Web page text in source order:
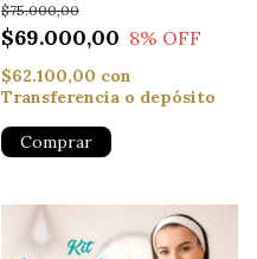
$69.000,00
$75.000,00
8% OFF
$62.100,00 con
Transferencia o depósito